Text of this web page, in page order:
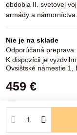
obdobia II. svetovej
armády a námorníctva.
Nie je na sklade
Ovsištské námestie 1,
459 €